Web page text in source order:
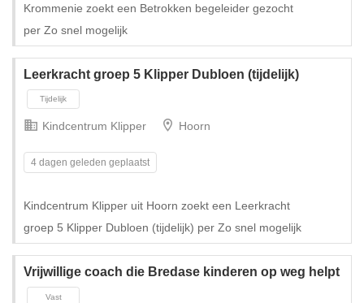
Tijdelijk met uitzicht op vast
Krommenie zoekt een Betrokken begeleider gezocht
per Zo snel mogelijk
Leerkracht groep 5 Klipper Dubloen (tijdelijk)
Kindcentrum Klipper Hoorn
4 dagen geleden geplaatst
Kindcentrum Klipper uit Hoorn zoekt een Leerkracht
groep 5 Klipper Dubloen (tijdelijk) per Zo snel mogelijk
Vrijwillige coach die Bredase kinderen op weg helpt